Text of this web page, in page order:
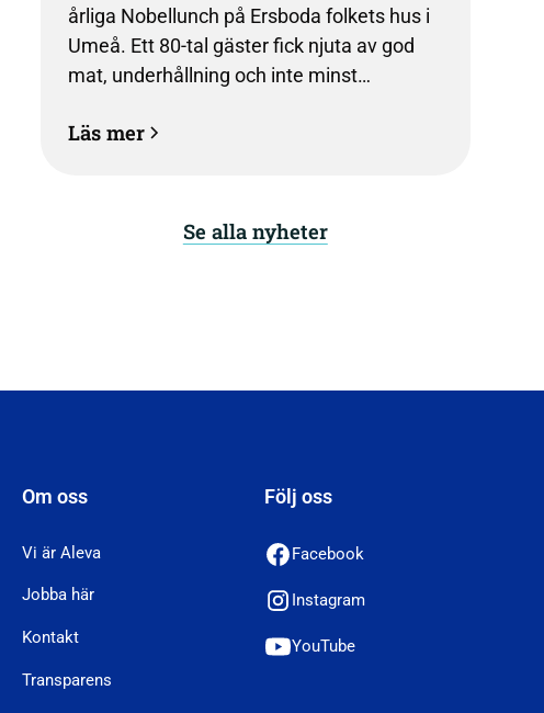
årliga Nobellunch på Ersboda folkets hus i
Umeå. Ett 80-tal gäster fick njuta av god
mat, underhållning och inte minst
då även Nobelpriser delades ut. “Vi är så
Läs mer
Se alla nyheter
Om oss
Vi är Aleva
Jobba här
Kontakt
Transparens
Följ oss
Facebook
Instagram
YouTube